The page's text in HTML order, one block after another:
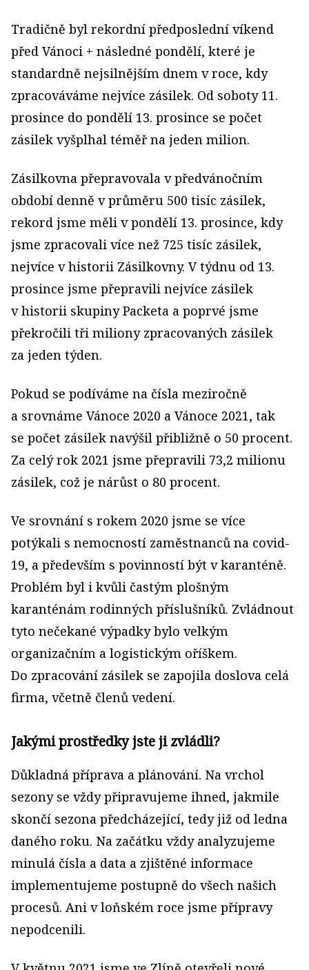
Tradičně byl rekordní předposlední víkend
před Vánoci + následné pondělí, které je
standardně nejsilnějším dnem v roce, kdy
zpracováváme nejvíce zásilek. Od soboty 11.
prosince do pondělí 13. prosince se počet
zásilek vyšplhal téměř na jeden milion.
Zásilkovna přepravovala v předvánočním
období denně v průměru 500 tisíc zásilek,
rekord jsme měli v pondělí 13. prosince, kdy
jsme zpracovali více než 725 tisíc zásilek,
nejvíce v historii Zásilkovny. V týdnu od 13.
prosince jsme přepravili nejvíce zásilek
v historii skupiny Packeta a poprvé jsme
překročili tři miliony zpracovaných zásilek
za jeden týden.
Pokud se podíváme na čísla meziročně
a srovnáme Vánoce 2020 a Vánoce 2021, tak
se počet zásilek navýšil přibližně o 50 procent.
Za celý rok 2021 jsme přepravili 73,2 milionu
zásilek, což je nárůst o 80 procent.
Ve srovnání s rokem 2020 jsme se více
potýkali s nemocností zaměstnanců na covid-
19, a především s povinností být v karanténě.
Problém byl i kvůli častým plošným
karanténám rodinných příslušníků. Zvládnout
tyto nečekané výpadky bylo velkým
organizačním a logistickým oříškem.
Do zpracování zásilek se zapojila doslova celá
firma, včetně členů vedení.
Jakými prostředky jste ji zvládli?
Důkladná příprava a plánování. Na vrchol
sezony se vždy připravujeme ihned, jakmile
skončí sezona předcházející, tedy již od ledna
daného roku. Na začátku vždy analyzujeme
minulá čísla a data a zjištěné informace
implementujeme postupně do všech našich
procesů. Ani v loňském roce jsme přípravy
nepodcenili.